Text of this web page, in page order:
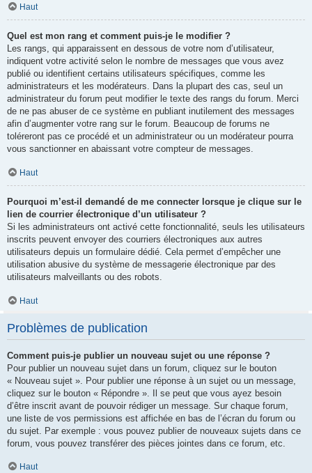
Haut
Quel est mon rang et comment puis-je le modifier ?
Les rangs, qui apparaissent en dessous de votre nom d’utilisateur,
indiquent votre activité selon le nombre de messages que vous avez
publié ou identifient certains utilisateurs spécifiques, comme les
administrateurs et les modérateurs. Dans la plupart des cas, seul un
administrateur du forum peut modifier le texte des rangs du forum. Merci
de ne pas abuser de ce système en publiant inutilement des messages
afin d’augmenter votre rang sur le forum. Beaucoup de forums ne
toléreront pas ce procédé et un administrateur ou un modérateur pourra
vous sanctionner en abaissant votre compteur de messages.
Haut
Pourquoi m’est-il demandé de me connecter lorsque je clique sur le
lien de courrier électronique d’un utilisateur ?
Si les administrateurs ont activé cette fonctionnalité, seuls les utilisateurs
inscrits peuvent envoyer des courriers électroniques aux autres
utilisateurs depuis un formulaire dédié. Cela permet d’empêcher une
utilisation abusive du système de messagerie électronique par des
utilisateurs malveillants ou des robots.
Haut
Problèmes de publication
Comment puis-je publier un nouveau sujet ou une réponse ?
Pour publier un nouveau sujet dans un forum, cliquez sur le bouton
« Nouveau sujet ». Pour publier une réponse à un sujet ou un message,
cliquez sur le bouton « Répondre ». Il se peut que vous ayez besoin
d’être inscrit avant de pouvoir rédiger un message. Sur chaque forum,
une liste de vos permissions est affichée en bas de l’écran du forum ou
du sujet. Par exemple : vous pouvez publier de nouveaux sujets dans ce
forum, vous pouvez transférer des pièces jointes dans ce forum, etc.
Haut